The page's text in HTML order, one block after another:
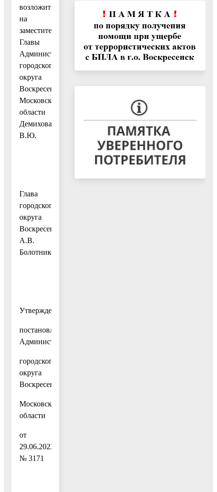
возложить
на
заместителя
Главы
Администрации
городского
округа
Воскресенск
Московской
области
Демихова
В.Ю.
Глава
городского
округа
Воскресенск
А.В.
Болотников
Утвержден
постановлением
Администрации
городского
округа
Воскресенск
Московской
области
от
29.06.2022
№ 3171